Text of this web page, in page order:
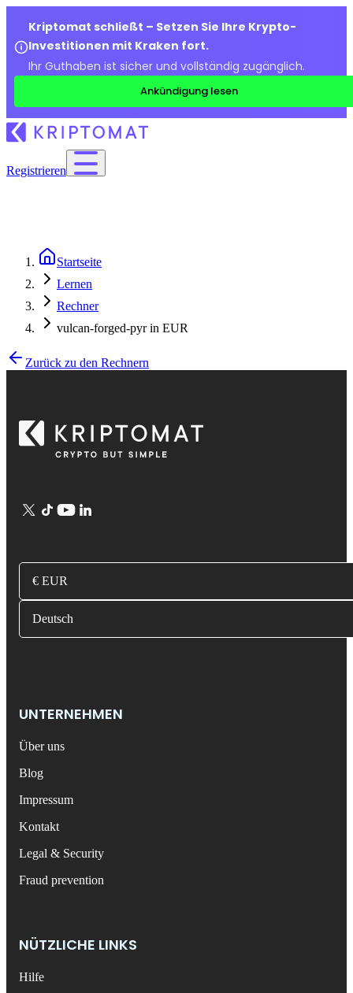
Kriptomat schließt – Setzen Sie Ihre Krypto-
Investitionen mit Kraken fort.
Ihr Guthaben ist sicher und vollständig zugänglich.
Ankündigung lesen
Registrieren
Startseite
Lernen
Rechner
vulcan-forged-pyr in EUR
Zurück zu den Rechnern
€ EUR
Deutsch
UNTERNEHMEN
Über uns
Blog
Impressum
Kontakt
Legal & Security
Fraud prevention
NÜTZLICHE LINKS
Hilfe